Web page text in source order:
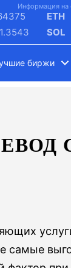
Информация на
1.3543
ETH
SOL
биржи
самые